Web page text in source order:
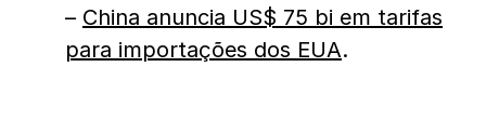
– China anuncia US$ 75 bi em tarifas
para importações dos EUA.